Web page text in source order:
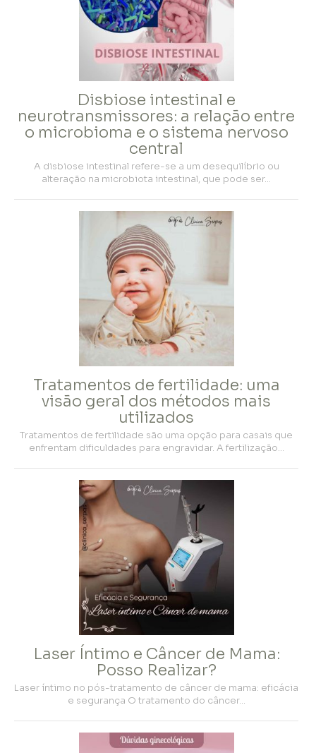
Disbiose intestinal e
neurotransmissores: a relação entre
o microbioma e o sistema nervoso
central
A disbiose intestinal refere-se a um desequilíbrio ou
alteração na microbiota intestinal, que pode ser…
Tratamentos de fertilidade: uma
visão geral dos métodos mais
utilizados
Tratamentos de fertilidade são uma opção para casais que
enfrentam dificuldades para engravidar. A fertilização…
Laser Íntimo e Câncer de Mama:
Posso Realizar?
Laser íntimo no pós-tratamento de câncer de mama: eficácia
e segurança O tratamento do câncer…